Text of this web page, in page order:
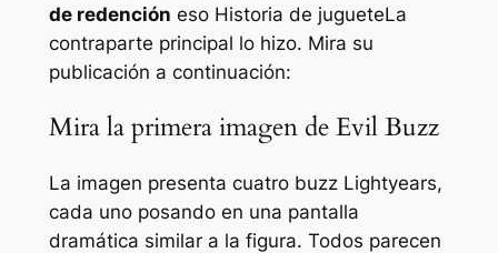
de redención eso Historia de jugueteLa
contraparte principal lo hizo. Mira su
publicación a continuación:
Mira la primera imagen de Evil Buzz
La imagen presenta cuatro buzz Lightyears,
cada uno posando en una pantalla
dramática similar a la figura. Todos parecen